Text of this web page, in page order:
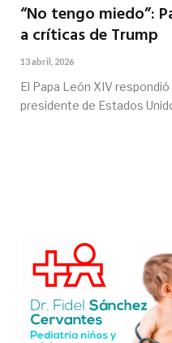
“No tengo miedo”:
a críticas de Trump
13 abril, 2026
El Papa León XIV
presidente de Estados